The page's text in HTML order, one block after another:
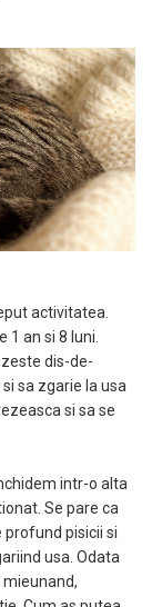
activitatea.
an si 8 luni.
dis-de-
sa zgarie la usa
si sa se
intr-o alta
Se pare ca
profund pisicii si
usa. Odata